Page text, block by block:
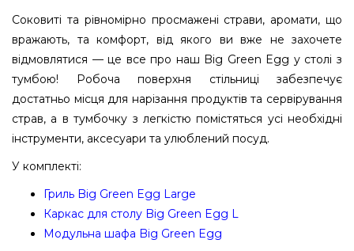
Соковиті та рівномірно просмажені страви, аромати, що
вражають, та комфорт, від якого ви вже не захочете
відмовлятися — це все про наш Big Green Egg у столі з
тумбою! Робоча поверхня стільниці забезпечує
достатньо місця для нарізання продуктів та сервірування
страв, а в тумбочку з легкістю помістяться усі необхідні
інструменти, аксесуари та улюблений посуд.
У комплекті:
Гриль Big Green Egg Large
Каркас для столу Big Green Egg L
Модульна шафа Big Green Egg